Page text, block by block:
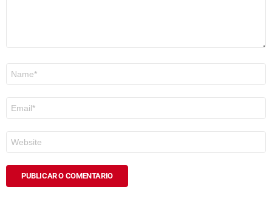
electrónico
*